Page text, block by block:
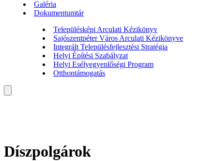
Galéria
Dokumentumtár
Településképi Arculati Kézikönyv
Sajószentpéter Város Arculati Kézikönyve
Integrált Településfejlesztési Stratégia
Helyi Építési Szabályzat
Helyi Esélyegyenlőségi Program
Otthontámogatás
Díszpolgárok